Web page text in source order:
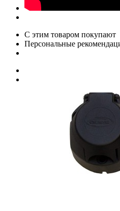
С этим товаром покупают
Персональные